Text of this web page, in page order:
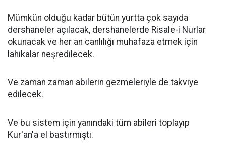
Mümkün olduğu kadar bütün yurtta çok sayıda
dershaneler açılacak, dershanelerde Risale-i Nurlar
okunacak ve her an canlılığı muhafaza etmek için
lahikalar neşredilecek.
Ve zaman zaman abilerin gezmeleriyle de takviye
edilecek.
Ve bu sistem için yanındaki tüm abileri toplayıp
Kur'an'a el bastırmıştı.